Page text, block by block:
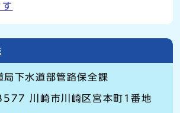
局下水道部管路保全課
川崎市川崎区宮本町1番地